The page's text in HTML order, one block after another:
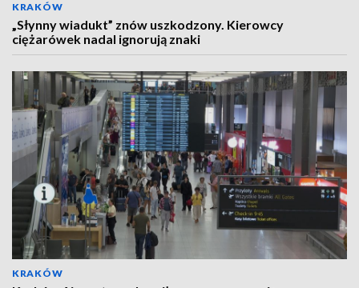
KRAKÓW
„Słynny wiadukt” znów uszkodzony. Kierowcy
ciężarówek nadal ignorują znaki
KRAKÓW